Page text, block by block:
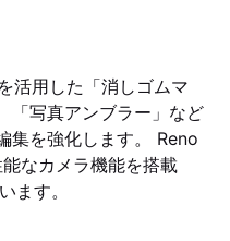
活用した「消しゴムマ
「写真アンブラー」など
集を強化します。 Reno
なカメラ機能を搭載
ます。